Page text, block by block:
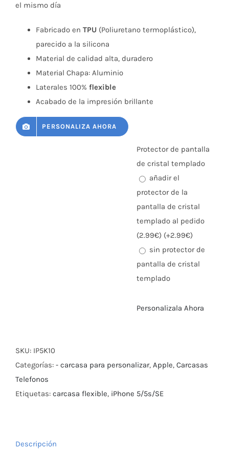
el mismo día
Fabricado en TPU (Poliuretano termoplástico),
parecido a la silicona
Material de calidad alta, duradero
Material Chapa: Aluminio
Laterales 100% flexible
Acabado de la impresión brillante
PERSONALIZA AHORA
Protector de pantalla
de cristal templado
añadir el
protector de la
pantalla de cristal
templado al pedido
(2.99€) (+2.99€)
sin protector de
pantalla de cristal
templado
Personalizala Ahora
SKU: IP5K10
Categorías: - carcasa para personalizar, Apple, Carcasas
Telefonos
Etiquetas: carcasa flexible, iPhone 5/5s/SE
Descripción